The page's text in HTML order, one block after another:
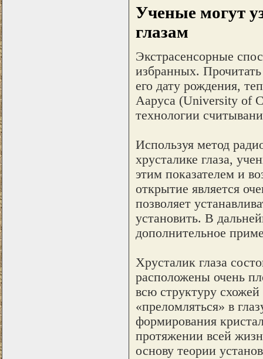
Ученые могут
глазам
Экстрасенсорные
избранных.
его дату рождения,
Ааруса (University of
технологии
Используя метод
хрусталике глаза,
этим показателем и
открытие является
позволяет
установить. В
дополнительное
Хрусталик глаза
расположены очень
всю структуру схожей
«преломляться» в
формирования
протяжении всей
основу теории